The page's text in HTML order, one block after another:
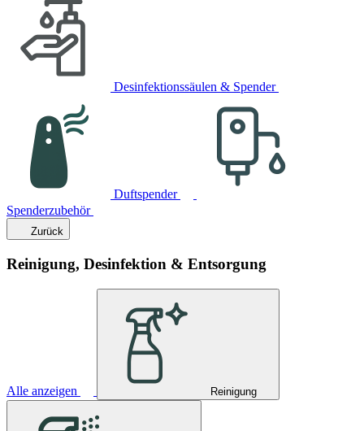
Desinfektionssäulen & Spender
Duftspender
Spenderzubehör
Zurück
Reinigung, Desinfektion & Entsorgung
Alle anzeigen Reinigung